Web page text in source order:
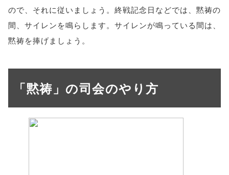
ので、それに従いましょう。終戦記念日などでは、黙祷の
間、サイレンを鳴らします。サイレンが鳴っている間は、
黙祷を捧げましょう。
「黙祷」の司会のやり方